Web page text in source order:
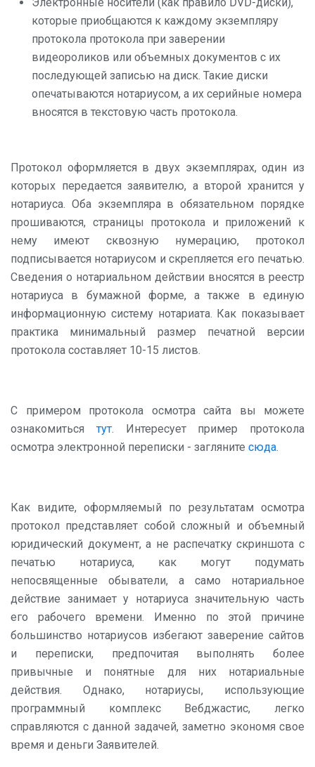
которые приобщаются к каждому экземпляру
протокола протокола при заверении
видеороликов или объемных документов с их
последующей записью на диск. Такие диски
опечатываются нотариусом, а их серийные номера
вносятся в текстовую часть протокола.
Протокол оформляется в двух экземплярах, один из
которых передается заявителю, а второй хранится у
нотариуса. Оба экземпляра в обязательном порядке
прошиваются, страницы протокола и приложений к
нему имеют сквозную нумерацию, протокол
подписывается нотариусом и скрепляется его печатью.
Сведения о нотариальном действии вносятся в реестр
нотариуса в бумажной форме, а также в единую
информационную систему нотариата. Как показывает
практика минимальный размер печатной версии
протокола составляет 10-15 листов.
С примером протокола осмотра сайта вы можете
ознакомитьсятут. Интересует пример протокола
осмотра электронной переписки - загляните сюда.
Как видите, оформляемый по результатам осмотра
протокол представляет собой сложный и объемный
юридический документ, а не распечатку скриншота с
печатью нотариуса, как могут подумать
непосвященные обыватели, а само нотариальное
действие занимает у нотариуса значительную часть
его рабочего времени. Именно по этой причине
большинство нотариусов избегают заверение сайтов
и переписки, предпочитая выполнять более
привычные и понятные для них нотариальные
действия. Однако, нотариусы, использующие
программный комплекс Вебджастис, легко
справляются с данной задачей, заметно экономя свое
время и деньги Заявителей.